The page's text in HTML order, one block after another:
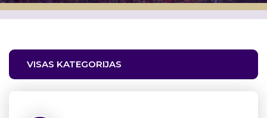
VISAS KATEGORIJAS